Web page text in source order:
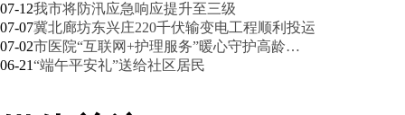
07-12我市将防汛应急响应提升至三级
07-07冀北廊坊东兴庄220千伏输变电工程顺利投运
07-02市医院“互联网+护理服务”暖心守护高龄…
06-21“端午平安礼”送给社区居民